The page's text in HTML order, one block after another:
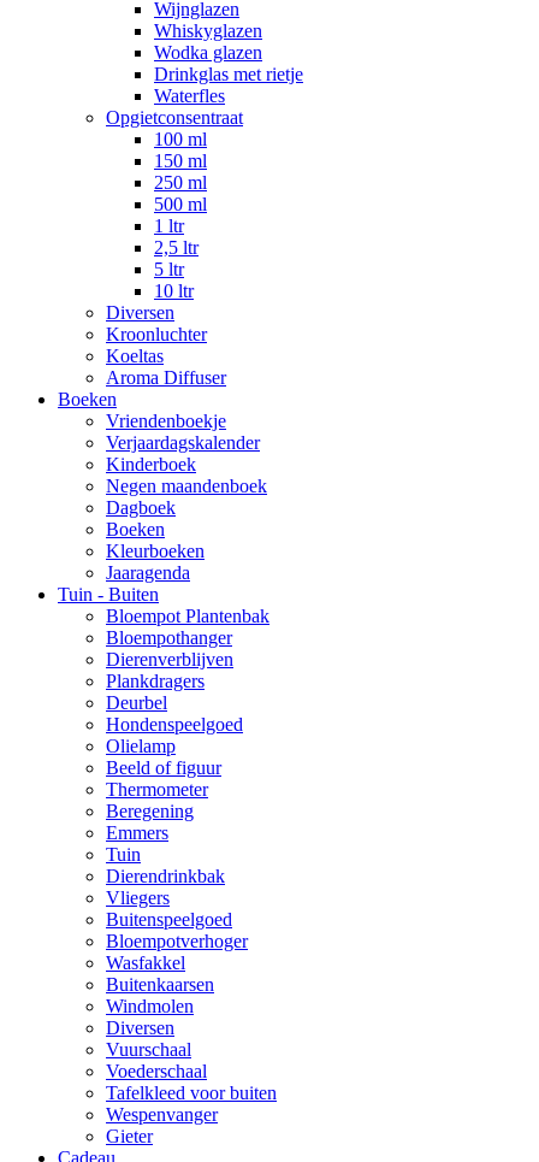
Wijnglazen
Whiskyglazen
Wodka glazen
Drinkglas met rietje
Waterfles
Opgietconsentraat
100 ml
150 ml
250 ml
500 ml
1 ltr
2,5 ltr
5 ltr
10 ltr
Diversen
Kroonluchter
Koeltas
Aroma Diffuser
Boeken
Vriendenboekje
Verjaardagskalender
Kinderboek
Negen maandenboek
Dagboek
Boeken
Kleurboeken
Jaaragenda
Tuin - Buiten
Bloempot Plantenbak
Bloempothanger
Dierenverblijven
Plankdragers
Deurbel
Hondenspeelgoed
Olielamp
Beeld of figuur
Thermometer
Beregening
Emmers
Tuin
Dierendrinkbak
Vliegers
Buitenspeelgoed
Bloempotverhoger
Wasfakkel
Buitenkaarsen
Windmolen
Diversen
Vuurschaal
Voederschaal
Tafelkleed voor buiten
Wespenvanger
Gieter
Cadeau